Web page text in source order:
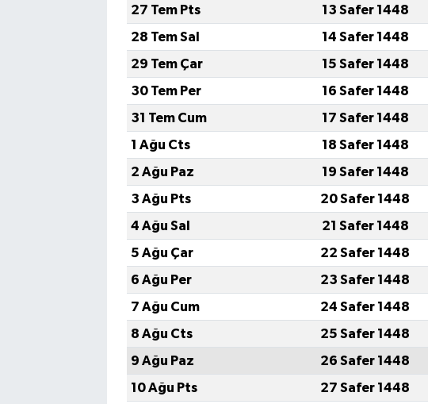
27 Tem Pts
13 Safer 1448
28 Tem Sal
14 Safer 1448
29 Tem Çar
15 Safer 1448
30 Tem Per
16 Safer 1448
31 Tem Cum
17 Safer 1448
1 Ağu Cts
18 Safer 1448
2 Ağu Paz
19 Safer 1448
3 Ağu Pts
20 Safer 1448
4 Ağu Sal
21 Safer 1448
5 Ağu Çar
22 Safer 1448
6 Ağu Per
23 Safer 1448
7 Ağu Cum
24 Safer 1448
8 Ağu Cts
25 Safer 1448
9 Ağu Paz
26 Safer 1448
10 Ağu Pts
27 Safer 1448